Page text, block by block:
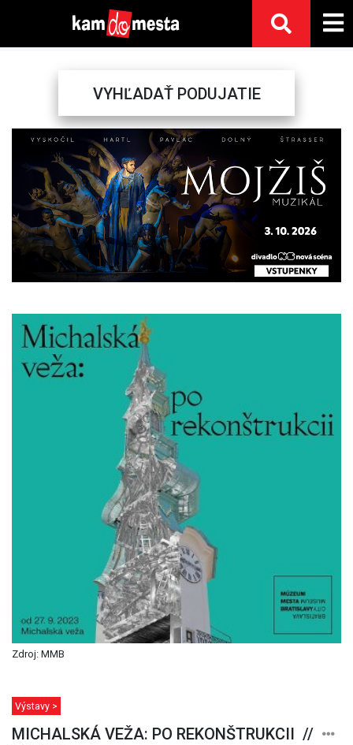
VYHĽADAŤ PODUJATIE
Previous
Zdroj: MMB
Výstavy >
MICHALSKÁ VEŽA: PO REKONŠTRUKCII //